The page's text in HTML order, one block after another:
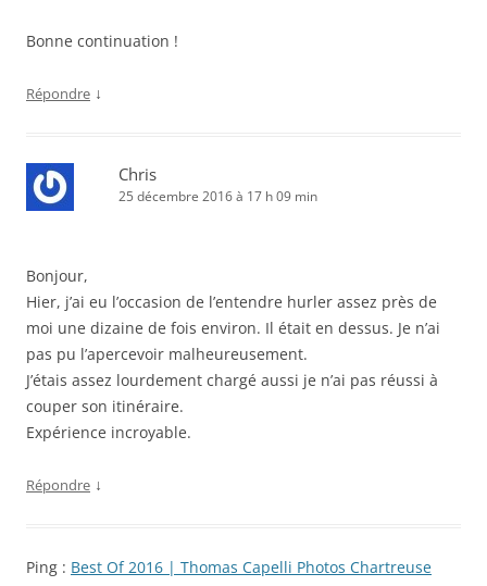
Bonne continuation !
Répondre ↓
Chris
25 décembre 2016 à 17 h 09 min
Bonjour,
Hier, j’ai eu l’occasion de l’entendre hurler assez près de
moi une dizaine de fois environ. Il était en dessus. Je n’ai
pas pu l’apercevoir malheureusement.
J’étais assez lourdement chargé aussi je n’ai pas réussi à
couper son itinéraire.
Expérience incroyable.
Répondre ↓
Ping : Best Of 2016 | Thomas Capelli Photos Chartreuse